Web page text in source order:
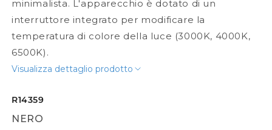
minimalista. L'apparecchio è dotato di un
interruttore integrato per modificare la
temperatura di colore della luce (3000K, 4000K,
6500K).
Visualizza dettaglio prodotto
R14359
NERO